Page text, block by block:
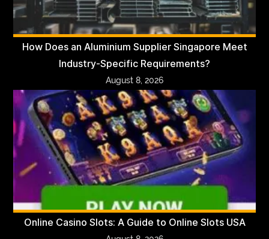
How Does an Aluminium Supplier Singapore Meet
Industry-Specific Requirements?
August 8, 2026
Online Casino Slots: A Guide to Online Slots USA